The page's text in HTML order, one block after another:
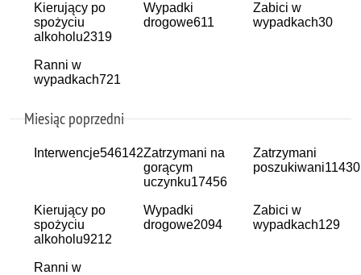
Kierujący po
spożyciu
alkoholu2319
Wypadki
drogowe611
Zabici w
wypadkach30
Ranni w
wypadkach721
Miesiąc poprzedni
Interwencje546142Zatrzymani na
gorącym
uczynku17456
Zatrzymani
poszukiwani11430
Kierujący po
spożyciu
alkoholu9212
Wypadki
drogowe2094
Zabici w
wypadkach129
Ranni w